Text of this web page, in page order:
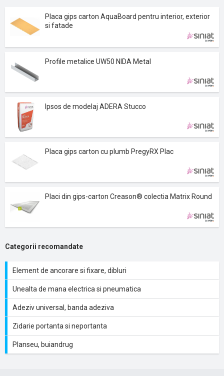
Placa gips carton AquaBoard pentru interior, exterior
si fatade
Profile metalice UW50 NIDA Metal
Ipsos de modelaj ADERA Stucco
Placa gips carton cu plumb PregyRX Plac
Placi din gips-carton Creason® colectia Matrix Round
Categorii recomandate
Element de ancorare si fixare, dibluri
Unealta de mana electrica si pneumatica
Adeziv universal, banda adeziva
Zidarie portanta si neportanta
Planseu, buiandrug